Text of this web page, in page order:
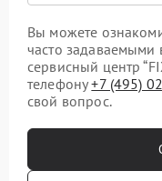
Вы можете
часто задаваемыми
сервисный центр
телефону+7 (495)
свой вопрос.